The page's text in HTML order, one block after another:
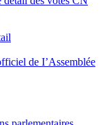
de I’Assemblée